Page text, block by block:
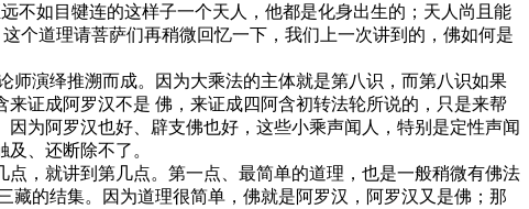
不如目犍连的这样子一个天人，他都是化身出生的；天人尚且能
个道理请菩萨们再稍微回忆一下，我们上一次讲到的，佛如何是
演绎推溯而成。因为大乘法的主体就是第八识，而第八识如果
证成阿罗汉不是 佛，来证成四阿含初转法轮所说的，只是来帮
为阿罗汉也好、辟支佛也好，这些小乘声闻人，特别是定性声闻
、还断除不了。
，就讲到第几点。第一点、最简单的道理，也是一般稍微有佛法
的结集。因为道理很简单，佛就是阿罗汉，阿罗汉又是佛；那